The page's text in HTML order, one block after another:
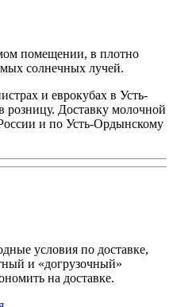
помещении, в плотно
солнечных лучей.
и еврокубах в Усть-
Доставку молочной
и по Усть-Ордынскому
условия по доставке,
и «догрузочный»
на доставке.